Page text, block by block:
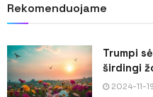
Rekomenduojame
Trumpi
širdingi
2024-11-